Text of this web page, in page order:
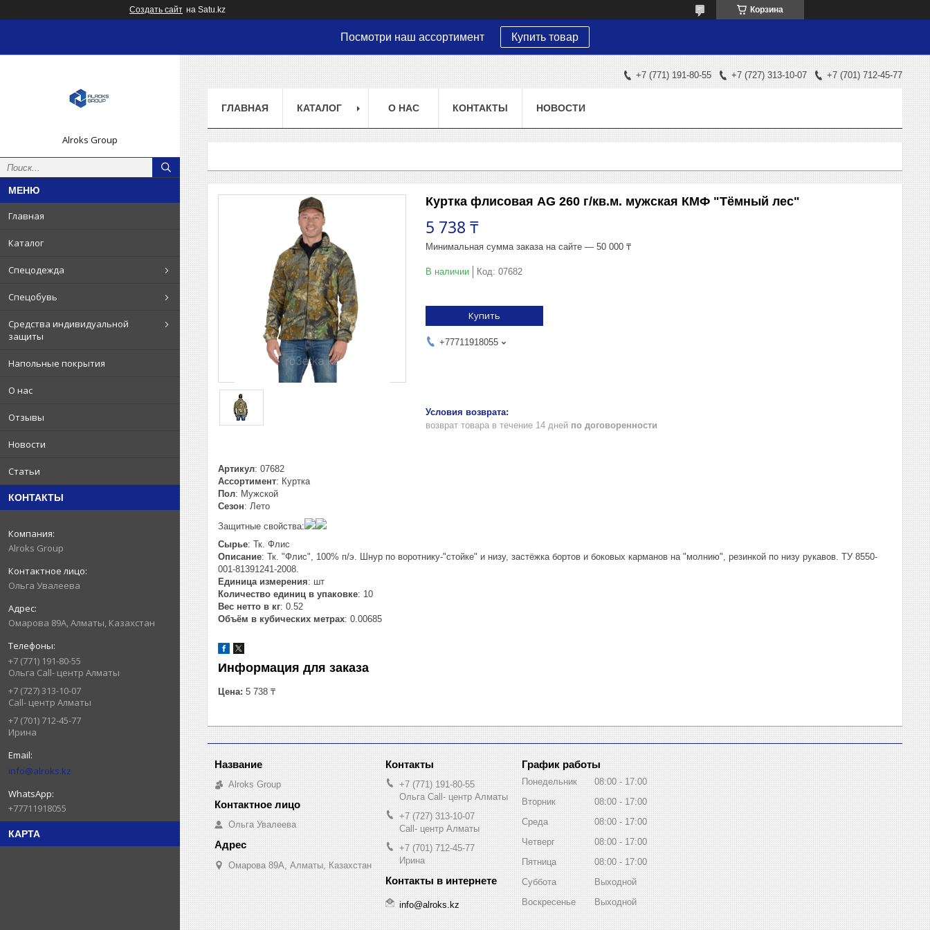
Создать сайт на Satu.kz Корзина
Посмотри наш ассортимент Купить товар
Alroks Group
Главная
Каталог
Спецодежда
Спецобувь
Средства индивидуальной
защиты
Напольные покрытия
О нас
Отзывы
Новости
Статьи
КОНТАКТЫ
Alroks Group
Ольга Увалеева
Омарова 89А, Алматы, Казахстан
+7 (771) 191-80-55
Ольга Call- центр Алматы
+7 (727) 313-10-07
Call- центр Алматы
+7 (701) 712-45-77
Ирина
info@alroks.kz
+77711918055
КАРТА
+7 (771) 191-80-55 +7 (727) 313-10-07 +7 (701) 712-45-77
ГЛАВНАЯ КАТАЛОГ О НАС КОНТАКТЫ НОВОСТИ
Куртка флисовая AG 260 г/кв.м. мужская КМФ "Тёмный лес"
5 738 ₸
Минимальная сумма заказа на сайте — 50 000 ₸
В наличии Код: 07682
Купить
+77711918055
возврат товара в течение 14 дней по договоренности
Артикул: 07682
Ассортимент: Куртка
Пол: Мужской
Сезон: Лето
Защитные свойства:
Сырье: Тк. Флис
Описание: Тк. "Флис", 100% п/э. Шнур по воротнику-"стойке" и низу, застёжка бортов и боковых карманов на "молнию", резинкой по низу рукавов. ТУ 8550-
001-81391241-2008.
Единица измерения: шт
Количество единиц в упаковке: 10
Вес нетто в кг: 0.52
Объём в кубических метрах: 0.00685
Информация для заказа
Цена: 5 738 ₸
Alroks Group
Ольга Увалеева
Омарова 89А, Алматы, Казахстан
+7 (771) 191-80-55
Ольга Call- центр Алматы
+7 (727) 313-10-07
Call- центр Алматы
+7 (701) 712-45-77
Ирина
info@alroks.kz
График работы
Понедельник 08:00
17:00
Вторник
08:00
17:00
Среда
08:00
17:00
Четверг
08:00
17:00
Пятница
08:00
17:00
Суббота
Выходной
Воскресенье
Выходной